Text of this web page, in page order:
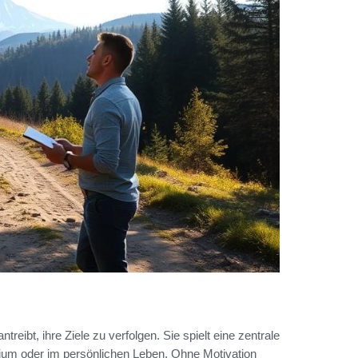
ihre Ziele zu verfolgen. Sie spielt eine zentrale
oder im persönlichen Leben. Ohne Motivation